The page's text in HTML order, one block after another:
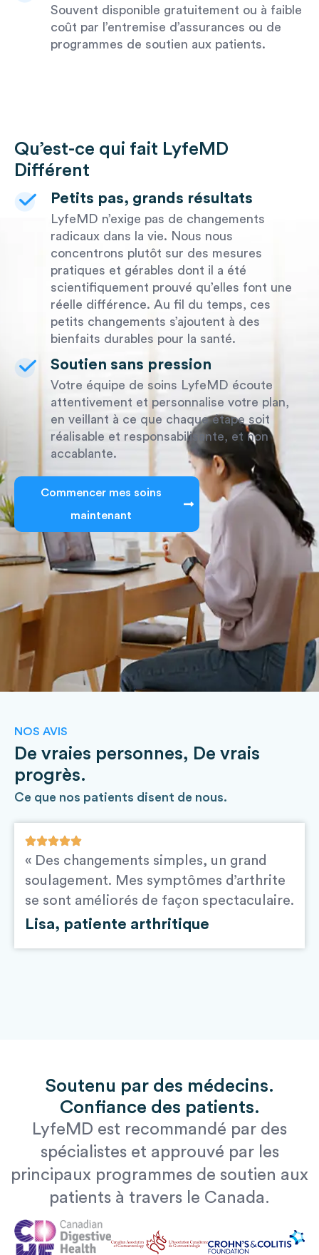
Souvent disponible gratuitement ou à faible
coût par l’entremise d’assurances ou de
programmes de soutien aux patients.
Qu’est-ce qui fait LyfeMD
Différent
Petits pas, grands résultats
LyfeMD n’exige pas de changements
radicaux dans la vie. Nous nous
concentrons plutôt sur des mesures
pratiques et gérables dont il a été
scientifiquement prouvé qu’elles font une
réelle différence. Au fil du temps, ces
petits changements s’ajoutent à des
bienfaits durables pour la santé.
Soutien sans pression
Votre équipe de soins LyfeMD écoute
attentivement et personnalise votre plan,
en veillant à ce que chaque étape soit
réalisable et responsabilisante, et non
accablante.
Commencer mes soins
maintenant
NOS AVIS
De vraies personnes, De vrais
progrès.
Ce que nos patients disent de nous.
« LyfeMD a simplifié l’alimentation. Enfin,
moins d’éruptions et plus d’énergie.
Emma, la patiente de Crohn
Soutenu par des médecins.
Confiance des patients.
LyfeMD est recommandé par des
spécialistes et approuvé par les
principaux programmes de soutien aux
patients à travers le Canada.